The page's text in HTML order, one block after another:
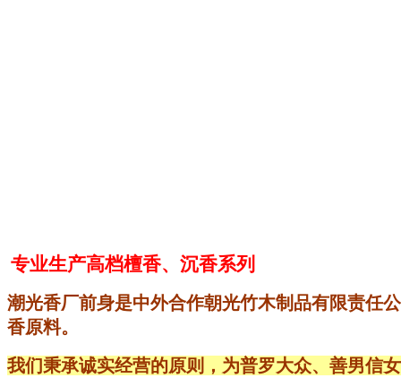
专业生产高档檀香、沉香系列
潮光香厂前身是中外合作朝光竹木制品有限责任
香原料。
我们秉承诚实经营的原则，为普罗大众、善男信